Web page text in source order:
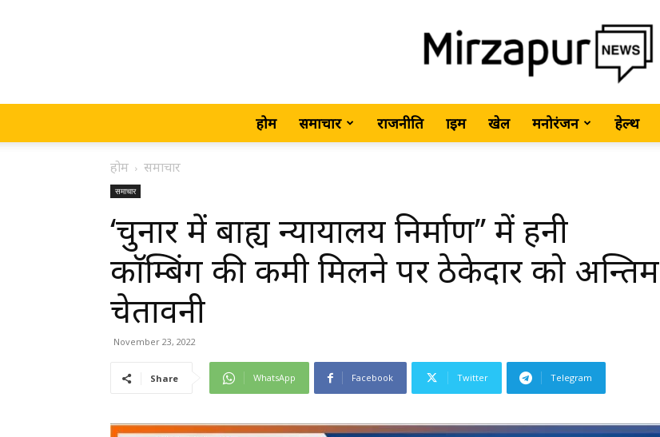
MirzapurNews.com
•
होम समाचार राजनीति क्राइम खेल मनोरंजन हेल्थ
होम समाचार
समाचार
‘चुनार में बाह्य न्यायालय निर्माण’’ में हनी
काॅम्बिंग की कमी मिलने पर ठेकेदार को अन्तिम
चेतावनी
November 23, 2022
Share WhatsApp Facebook Twitter Telegram